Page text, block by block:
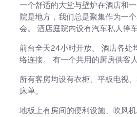
一个舒适的大堂与壁炉在酒店和
院是地方，我们总是聚集作为一
会。 酒店庭院内设有汽车私人停车
前台全天24小时开放。 酒店各处
络连接。 有一个共用的厨房供客
所有客房均设有衣柜、平板电视
床单。
地板上有房间的便利设施、吹风